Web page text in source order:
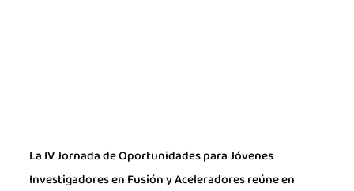
La IV Jornada de Oportunidades para Jóvenes
Investigadores en Fusión y Aceleradores reúne en